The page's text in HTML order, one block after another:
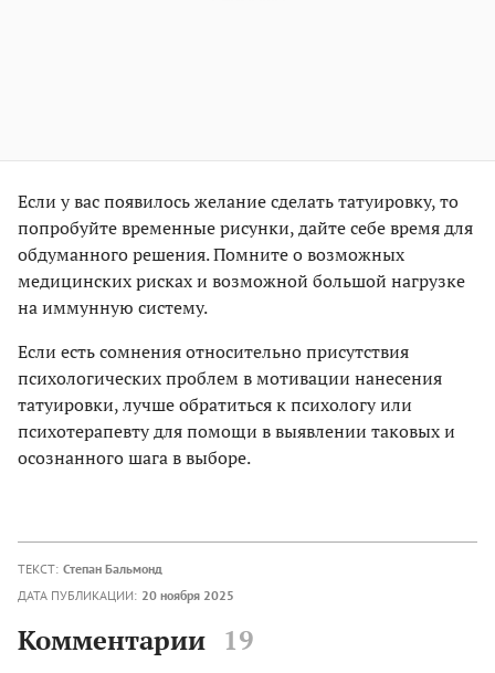
Если у вас появилось желание сделать татуировку, то
попробуйте временные рисунки, дайте себе время для
обдуманного решения. Помните о возможных
медицинских рисках и возможной большой нагрузке
на иммунную систему.
Если есть сомнения относительно присутствия
психологических проблем в мотивации нанесения
татуировки, лучше обратиться к психологу или
психотерапевту для помощи в выявлении таковых и
осознанного шага в выборе.
ТЕКСТ: Степан Бальмонд
ДАТА ПУБЛИКАЦИИ: 20 ноября 2025
Комментарии 19